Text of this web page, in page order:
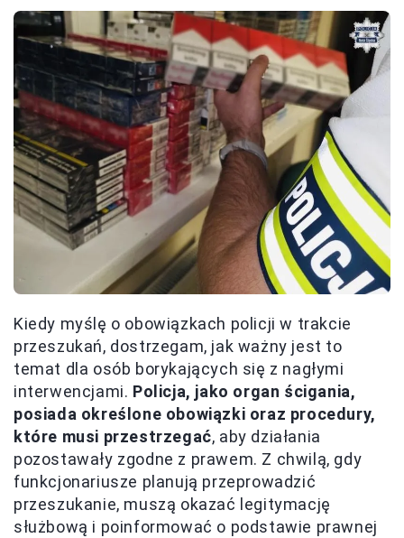
Kiedy myślę o obowiązkach policji w trakcie
przeszukań, dostrzegam, jak ważny jest to
temat dla osób borykających się z nagłymi
interwencjami. Policja, jako organ ścigania,
posiada określone obowiązki oraz procedury,
które musi przestrzegać, aby działania
pozostawały zgodne z prawem. Z chwilą, gdy
funkcjonariusze planują przeprowadzić
przeszukanie, muszą okazać legitymację
służbową i poinformować o podstawie prawnej